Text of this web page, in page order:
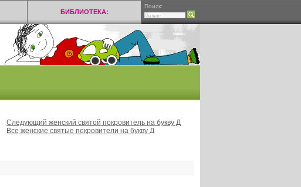
БИБЛИОТЕКА:
Поиск:
Следующий женский святой покровитель на букву Д
Все женские святые покровители на букву Д